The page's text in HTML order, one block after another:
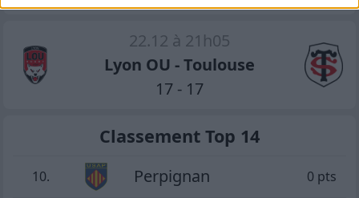
22.12 à 21h05
Lyon OU - Toulouse
17 - 17
Classement Top 14
10. Perpignan 0 pts